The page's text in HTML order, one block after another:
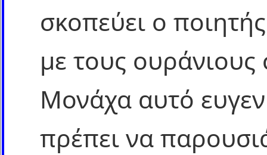
σκοπεύει ο
με τους ουράνιους
Μονάχα αυτό
πρέπει να